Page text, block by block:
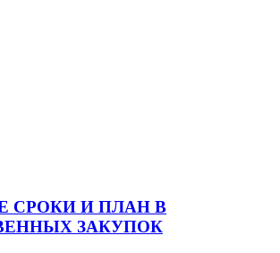
СРОКИ И ПЛАН В
ЗАКУПОК